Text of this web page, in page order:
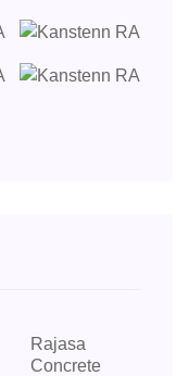
Rajasa
Concrete